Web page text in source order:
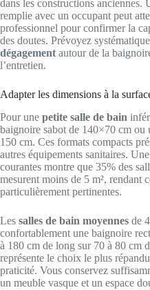
dans les constructions anciennes.
remplie avec un occupant peut
professionnel pour confirmer la
des doutes. Prévoyez
dégagement autour de la
l’entretien.
Adapter les dimensions à la
Pour une petite salle de bain
baignoire sabot de 140×70 cm ou
150 cm. Ces formats compacts
autres équipements sanitaires.
courantes montre que 35% des
mesurent moins de 5 m², rendant
particulièrement pertinentes.
Les salles de bain moyennes de
confortablement une baignoire
à 180 cm de long sur 70 à 80 cm
représente le choix le plus
praticité. Vous conservez
un meuble vasque et un espace